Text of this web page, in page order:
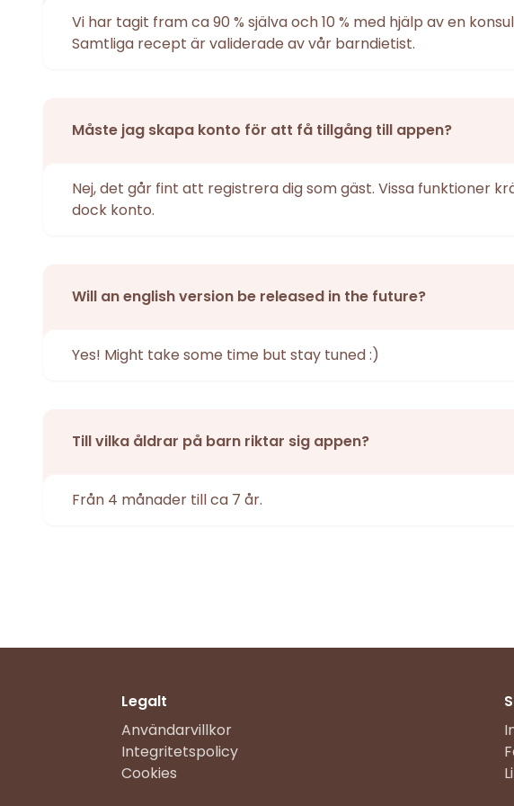
Vi har tagit fram ca 90 % själva och 10 % med hjälp av en
Samtliga recept är validerade av vår barndietist.
Måste jag skapa konto för att få tillgång till appen?
Nej, det går fint att registrera dig som gäst. Vissa funktioner
dock konto.
Will an english version be released in the future?
Yes! Might take some time but stay tuned :)
Till vilka åldrar på barn riktar sig appen?
Från 4 månader till ca 7 år.
Legalt
Användarvillkor
Integritetspolicy
Cookies